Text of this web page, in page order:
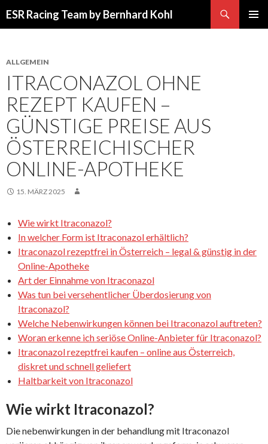
ESR Racing Team by Bernhard Kohl
ALLGEMEIN
ITRACONAZOL OHNE
REZEPT KAUFEN –
GÜNSTIGE PREISE AUS
ÖSTERREICHISCHER
ONLINE-APOTHEKE
15. MÄRZ 2025
Wie wirkt Itraconazol?
In welcher Form ist Itraconazol erhältlich?
Itraconazol rezeptfrei in Österreich – legal & günstig in der
Online-Apotheke
Art der Einnahme von Itraconazol
Was tun bei versehentlicher Überdosierung von
Itraconazol?
Welche Nebenwirkungen können bei Itraconazol auftreten?
Woran erkenne ich seriöse Online-Anbieter für Itraconazol?
Itraconazol rezeptfrei kaufen – online aus Österreich,
diskret und schnell geliefert
Haltbarkeit von Itraconazol
Wie wirkt Itraconazol?
Die nebenwirkungen in der behandlung mit Itraconazol